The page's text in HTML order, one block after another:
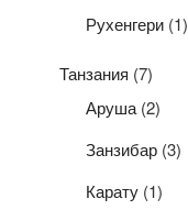
Рухенгери (1)
Танзания (7)
Аруша(2)
Занзибар (3)
Карату (1)